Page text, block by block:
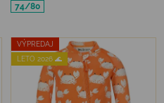
74/80
VÝPREDAJ
LETO 2026 🌊